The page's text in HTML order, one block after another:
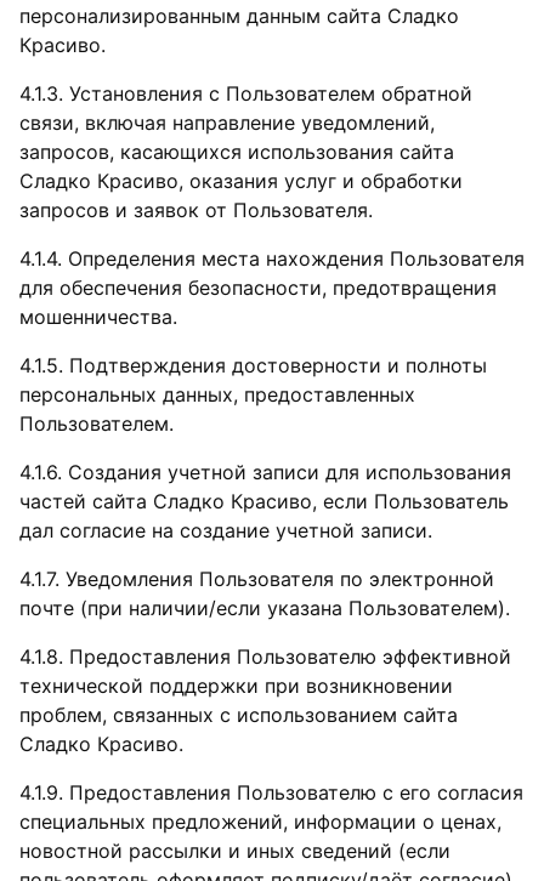
персонализированным данным сайта Сладко
Красиво.
4.1.3. Установления с Пользователем обратной
связи, включая направление уведомлений,
запросов, касающихся использования сайта
Сладко Красиво, оказания услуг и обработки
запросов и заявок от Пользователя.
4.1.4. Определения места нахождения Пользователя
для обеспечения безопасности, предотвращения
мошенничества.
4.1.5. Подтверждения достоверности и полноты
персональных данных, предоставленных
Пользователем.
4.1.6. Создания учетной записи для использования
частей сайта Сладко Красиво, если Пользователь
дал согласие на создание учетной записи.
4.1.7. Уведомления Пользователя по электронной
почте (при наличии/если указана Пользователем).
4.1.8. Предоставления Пользователю эффективной
технической поддержки при возникновении
проблем, связанных с использованием сайта
Сладко Красиво.
4.1.9. Предоставления Пользователю с его согласия
специальных предложений, информации о ценах,
новостной рассылки и иных сведений (если